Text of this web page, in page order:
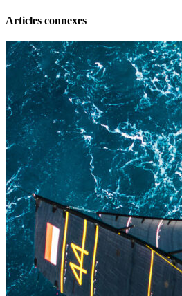
Articles connexes